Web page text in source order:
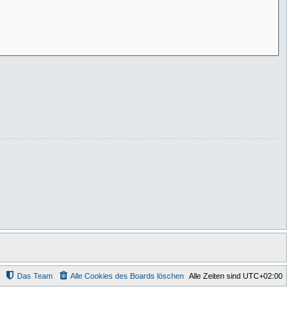
Alle Zeiten sind UTC+02:00
Alle Cookies des Boards löschen
Das Team